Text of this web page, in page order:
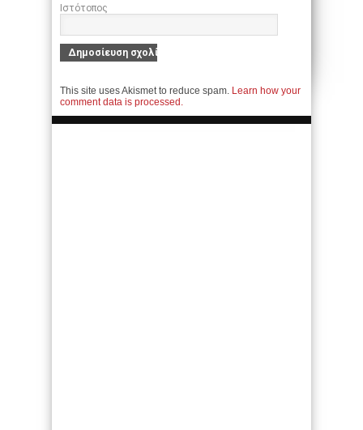
Ιστότοπος
This site uses Akismet to reduce spam. Learn how your
comment data is processed.